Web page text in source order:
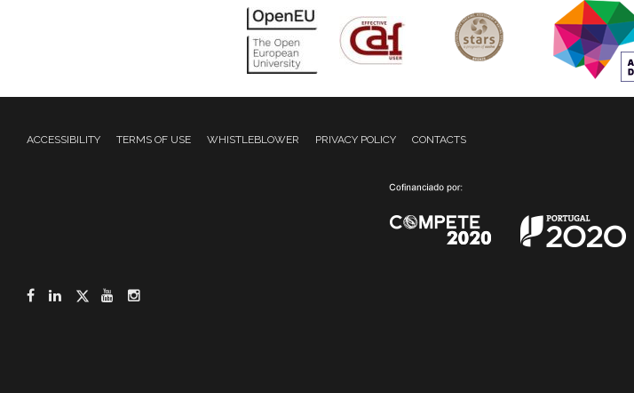
ACCESSIBILITY TERMS OF USE WHISTLEBLOWER PRIVACY POLICY CONTACTS
Facebook
LinkedIn
Twitter
YouTube